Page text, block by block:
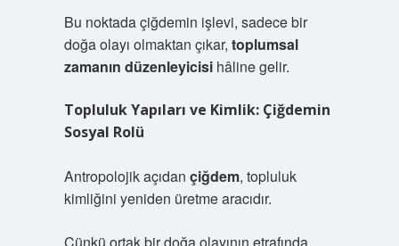
Bu noktada çiğdemin işlevi, sadece bir
doğa olayı olmaktan çıkar, toplumsal
zamanın düzenleyicisihâline gelir.
Topluluk Yapıları ve Kimlik: Çiğdemin
Sosyal Rolü
Antropolojik açıdan çiğdem, topluluk
kimliğini yeniden üretme aracıdır.